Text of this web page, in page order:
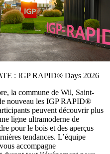
: IGP RAPID® Days 2026
la commune de Wil, Saint-
nouveau les IGP RAPID®
peuvent découvrir plus
ligne ultramoderne de
pour le bois et des aperçus
tendances. L’équipe
accompagne